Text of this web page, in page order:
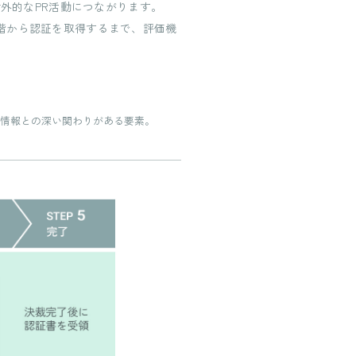
なPR活動につながります。
から認証を取得するまで、評価機
との深い関わりがある要素。